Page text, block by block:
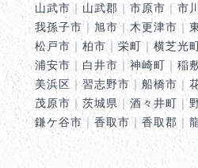
山武市 ｜ 山武郡 ｜ 市原市 ｜ 市
我孫子市 ｜ 旭市｜木更津市 ｜
松戸市｜ 柏市｜栄町｜ 横芝光
浦安市 ｜ 白井市 ｜神崎町 ｜ 稲
美浜区 ｜習志野市 ｜船橋市 ｜
茂原市 ｜ 茨城県 ｜ 酒々井町 ｜
鎌ケ谷市｜ 香取市｜香取郡 ｜